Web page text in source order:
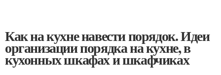
Как на кухне навести порядок. Идеи
организации порядка на кухне, в
кухонных шкафах и шкафчиках